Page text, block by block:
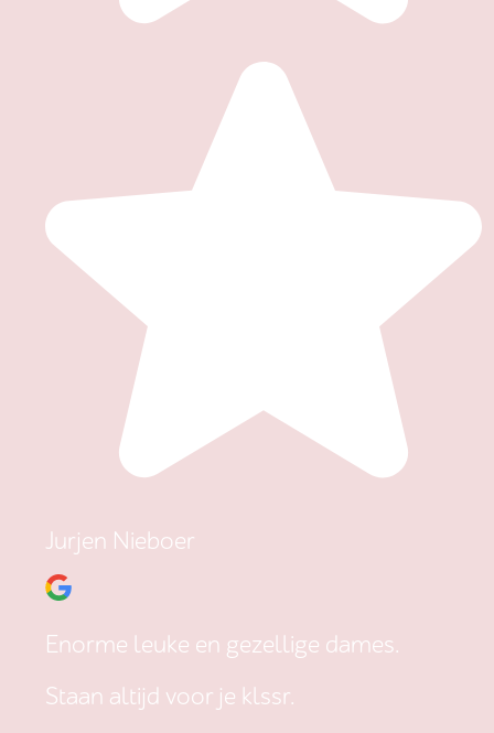
Jurjen Nieboer
Enorme leuke en gezellige dames.
Staan altijd voor je klssr.